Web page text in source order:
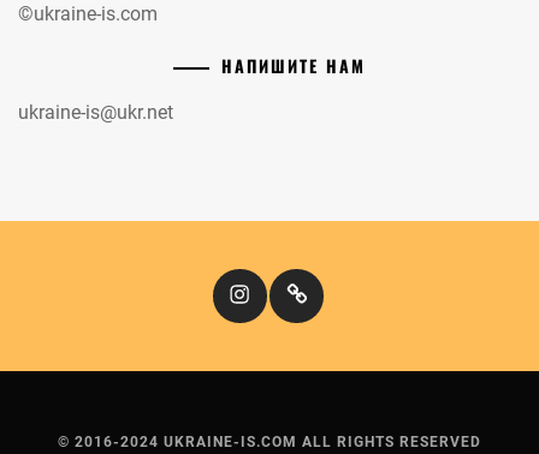
©ukraine-is.com
НАПИШИТЕ НАМ
ukraine-is@ukr.net
InstagramКіномандри
© 2016-2024 UKRAINE-IS.COM ALL RIGHTS RESERVED